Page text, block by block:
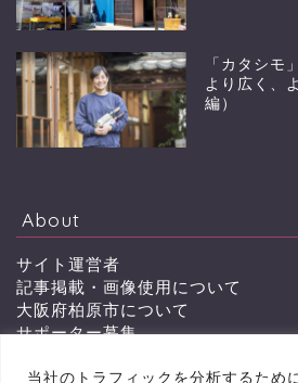
当社のトラフィックを分析するため
「カタシモ
より広く、
編）
About
サイト運営者
記事掲載・画像使用について
大阪府柏原市について
サポーター募集
お問い合わせ